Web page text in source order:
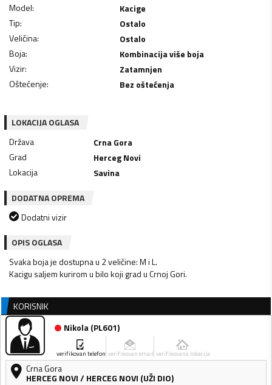
Model:
Kacige
Tip:
Ostalo
Veličina:
Ostalo
Boja:
Kombinacija više boja
Vizir:
Zatamnjen
Oštećenje: Bez oštećenja
LOKACIJA OGLASA
Država
Crna Gora
Grad
Herceg Novi
Lokacija
Savina
DODATNA OPREMA
Dodatni vizir
OPIS OGLASA
Svaka boja je dostupna u 2 veličine: M i L.
KORISNIK
Nikola(PL601)
verifikovan telefon verifikovan email verifikovana lokacija
Crna Gora
HERCEG NOVI/ HERCEG NOVI (UŽI DIO)